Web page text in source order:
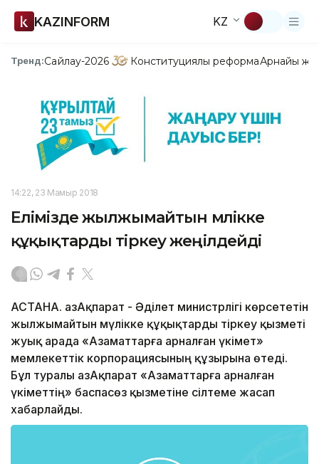
KAZINFORM KZ
Тренд:Сайлау-2026 Конституциялық реформаАрнайы
14:22, 23 Мамыр 2018
Елімізде жылжымайтын мүлікке
құқықтарды тіркеу жеңілдейді
АСТАНА. ҚазАқпарат - Әділет министрлігі көрсететін
жылжымайтын мүлікке құқықтарды тіркеу қызметі
жуық арада «Азаматтарға арналған үкімет»
мемлекеттік корпорациясының құзырына өтеді.
Бұл туралы ҚазАқпарат «Азаматтарға арналған
үкіметтің» баспасөз қызметіне сілтеме жасап
хабарлайды.